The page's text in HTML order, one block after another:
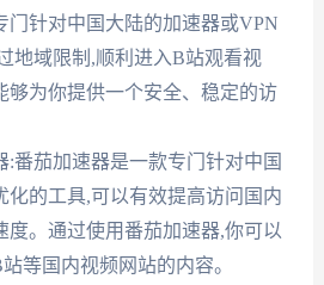
门针对中国大陆的加速器或VPN
地域限制,顺利进入B站观看视
够为你提供一个安全、稳定的访
:番茄加速器是一款专门针对中国
化的工具,可以有效提高访问国内
度。通过使用番茄加速器,你可以
等国内视频网站的内容。